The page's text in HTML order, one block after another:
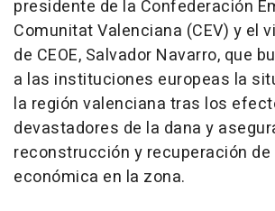
presidente de la Confederación
Comunitat Valenciana (CEV) y el
de CEOE, Salvador Navarro, que
a las instituciones europeas la
la región valenciana tras los
devastadores de la dana y
reconstrucción y recuperación
económica en la zona.